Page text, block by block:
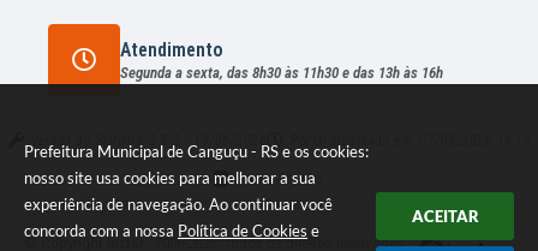
Prefeitura Municipal de Canguçu - RS e os cookies:
nosso site usa cookies para melhorar a sua
experiência de navegação. Ao continuar você
concorda com a nossa Política de Cookies e
ACEITAR
Atendimento
Segunda a sexta, das 8h30 às 11h30 e das 13h às 16h
Dados Abertos
© Copyright Instar - 2006-2026. Todos os direitos reservados -